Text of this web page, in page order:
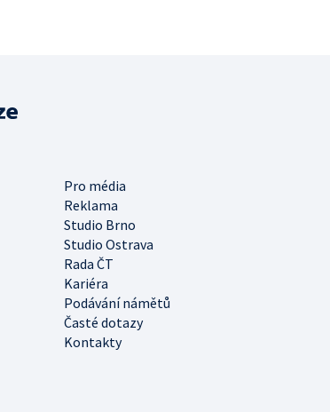
Pro média
Reklama
Studio Brno
Studio Ostrava
Rada ČT
Kariéra
Podávání námětů
Časté dotazy
Kontakty